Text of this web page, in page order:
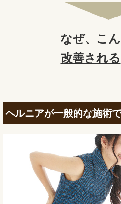
なぜ、 こ
改善される
ヘルニアが一般的な施術